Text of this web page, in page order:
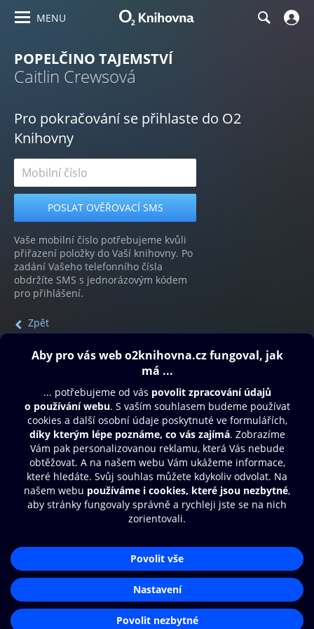
MENU
POPELČINO TAJEMSTVÍ
Caitlin Crewsová
Pro pokračování se přihlaste do O2
Knihovny
Vaše mobilní číslo potřebujeme kvůli
přiřazení položky do Vaší knihovny. Po
zadání Vašeho telefonního čísla
obdržíte SMS s jednorázovým kódem
pro přihlášení.
Zpět
Obsah ke stažení
Moje O2 Knihovna
Další zábava
© O2 Czech Republic a.s.
Přístupnost
Zásady zpracování osobních údajů
Nastavení cookies
Aplikace O2 Knihovna
Čti a poslouchej své e-knihy a
audioknihy rychleji a pohodlněji.